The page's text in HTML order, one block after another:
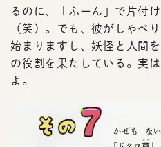
るのに、「ふーん」で片付
（笑）。でも、彼がしゃべ
始まりますし、妖怪と人間
の役割を果たしている。実
よ。